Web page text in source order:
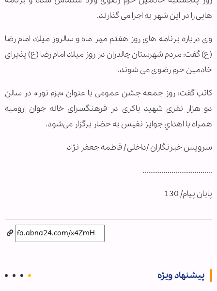
هایی را در این شهر به اجرا می گذارند.
وی درباره برنامه های روز هفتم مهر ماه و سالروز میلاد امام رضا
(ع) گفت: مردم شهرستان چالدران در روز میلاد امام رضا (ع) پذیرای
خادمین حرم رضوی می شوند.
کاتب گفت: روز جمعه جشن عمومی با عنوان «بزم نور» در سالن
دو هزار نفری شهید باکری در فرهنگسرای خانه جوان ارومیه
همراه با اهداي جوايز نفيس به حضار برگزار می‌شود.
سرویس خبرنگاران /داخلی / فاطمه جعفر نژاد
....................................
پایان پیام/ 130
پیشنهاد ویژه